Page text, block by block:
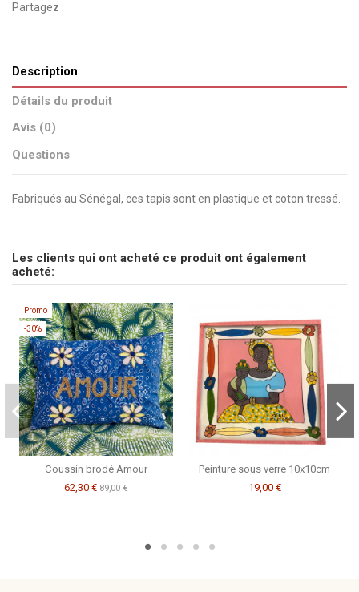
Partagez :
Description
Détails du produit
Avis (0)
Questions
Fabriqués au Sénégal, ces tapis sont en plastique et coton tressé.
Soyez le premier à poser une question sur ce produit !
Les clients qui ont acheté ce produit ont également
acheté:
Promo
-30%
Coussin brodé Amour
62,30 € 89,00 €
Peinture sous verre 10x10cm
19,00 €